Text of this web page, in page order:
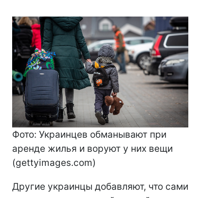
Фото: Украинцев обманывают при
аренде жилья и воруют у них вещи
(gettyimages.com)
Другие украинцы добавляют, что сами